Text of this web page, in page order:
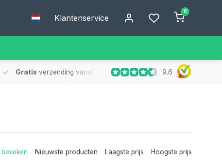
Klantenservice
0
Gratis verzending vanaf €75 - Geen verzendkosten bij
9.6
Nieuwste producten Laagste prijs Hoogste prijs